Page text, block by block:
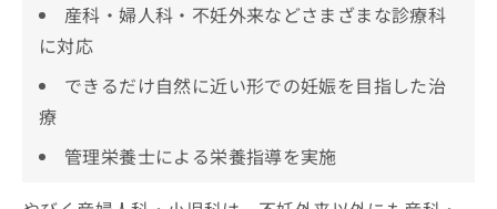
産科・婦人科・不妊外来などさまざまな診療科
に対応
できるだけ自然に近い形での妊娠を目指した治
療
管理栄養士による栄養指導を実施